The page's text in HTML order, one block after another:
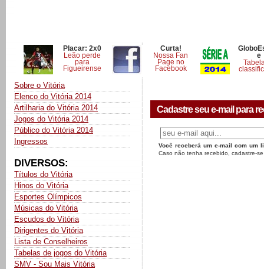
Placar: 2x0
Leão perde
para
Figueirense
Curta!
Nossa Fan
Page no
Facebook
e
Sobre o Vitória
Elenco do Vitória 2014
Artilharia do Vitória 2014
Jogos do Vitória 2014
Público do Vitória 2014
Ingressos
DIVERSOS:
Títulos do Vitória
Hinos do Vitória
Esportes Olímpicos
Músicas do Vitória
Escudos do Vitória
Dirigentes do Vitória
Lista de Conselheiros
Tabelas de jogos do Vitória
SMV - Sou Mais Vitória
Cadastre seu e-mail para
Você receberá um e-mail com um
Caso não tenha recebido, cadastre-